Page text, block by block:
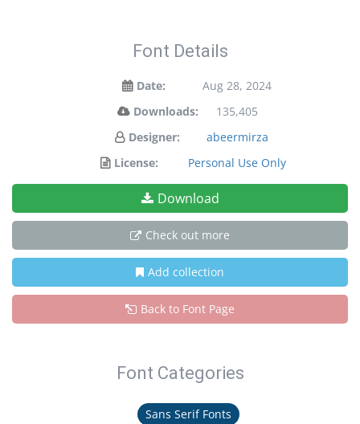
Font Details
Date:
Aug 28, 2024
Downloads:
135,405
Designer:
abeermirza
License:
Personal Use Only
Download
Check out more
Add collection
Back to Font Page
Font Categories
Sans Serif Fonts